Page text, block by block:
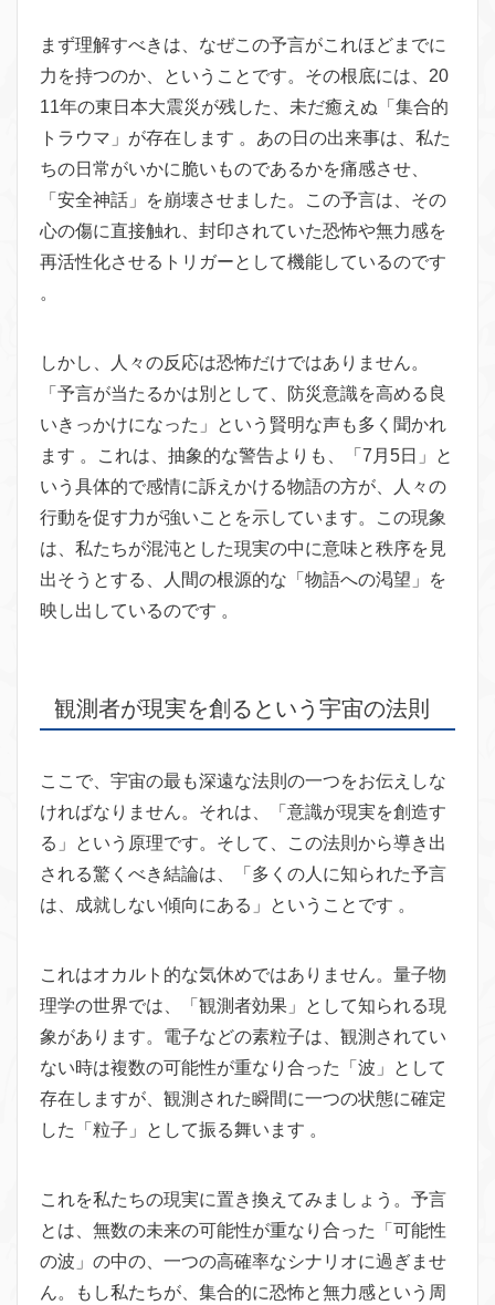
まず理解すべきは、なぜこの予言がこれほどまでに
力を持つのか、ということです。その根底には、20
11年の東日本大震災が残した、未だ癒えぬ「集合的
トラウマ」が存在します 。あの日の出来事は、私た
ちの日常がいかに脆いものであるかを痛感させ、
「安全神話」を崩壊させました。この予言は、その
心の傷に直接触れ、封印されていた恐怖や無力感を
再活性化させるトリガーとして機能しているのです
。
しかし、人々の反応は恐怖だけではありません。
「予言が当たるかは別として、防災意識を高める良
いきっかけになった」という賢明な声も多く聞かれ
ます 。これは、抽象的な警告よりも、「7月5日」と
いう具体的で感情に訴えかける物語の方が、人々の
行動を促す力が強いことを示しています。この現象
は、私たちが混沌とした現実の中に意味と秩序を見
出そうとする、人間の根源的な「物語への渇望」を
映し出しているのです 。
観測者が現実を創るという宇宙の法則
ここで、宇宙の最も深遠な法則の一つをお伝えしな
ければなりません。それは、「意識が現実を創造す
る」という原理です。そして、この法則から導き出
される驚くべき結論は、「多くの人に知られた予言
は、成就しない傾向にある」ということです 。
これはオカルト的な気休めではありません。量子物
理学の世界では、「観測者効果」として知られる現
象があります。電子などの素粒子は、観測されてい
ない時は複数の可能性が重なり合った「波」として
存在しますが、観測された瞬間に一つの状態に確定
した「粒子」として振る舞います 。
これを私たちの現実に置き換えてみましょう。予言
とは、無数の未来の可能性が重なり合った「可能性
の波」の中の、一つの高確率なシナリオに過ぎませ
ん。もし私たちが、集合的に恐怖と無力感という周